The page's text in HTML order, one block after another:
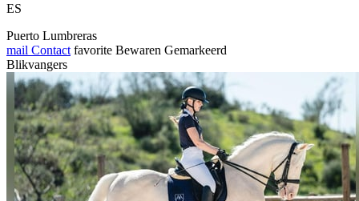
ES
Puerto Lumbreras
mail Contact favorite Bewaren Gemarkeerd
Blikvangers